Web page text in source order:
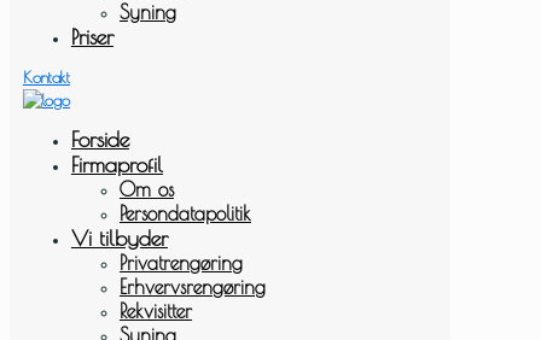
Syning
Priser
Kontakt
Forside
Firmaprofil
Om os
Persondatapolitik
Vi tilbyder
Privatrengøring
Erhvervsrengøring
Rekvisitter
Syning